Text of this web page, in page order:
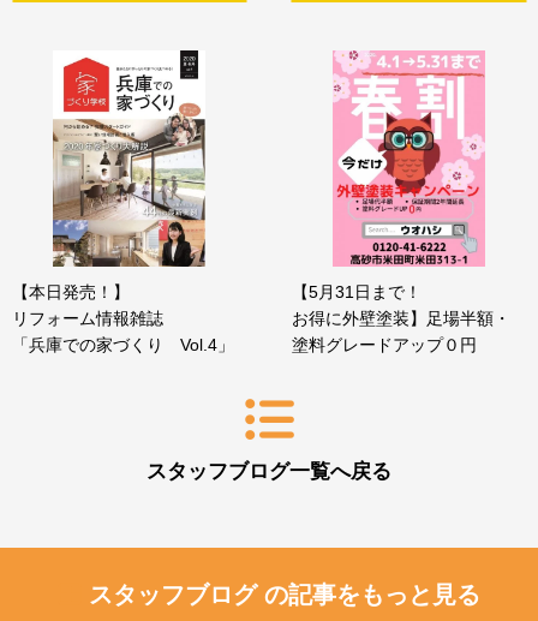
【本日発売！】
リフォーム情報雑誌
「兵庫での家づくり Vol.4」
スタッフブログ一覧へ戻る
【5月31日まで！
お得に外壁塗装】足場半額・
塗料グレードアップ０円
スタッフブログ の記事をもっと見る